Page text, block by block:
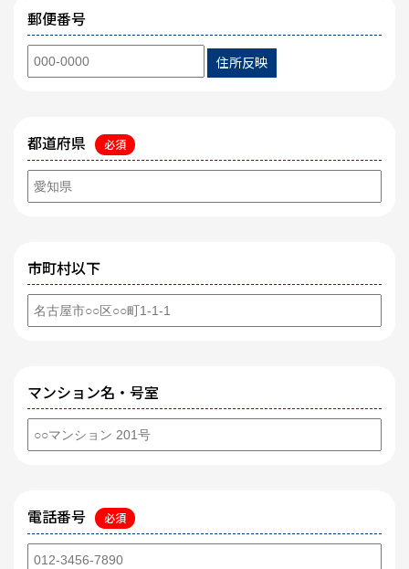
郵便番号
住所反映
都道府県 必須
市町村以下
マンション名・号室
電話番号 必須